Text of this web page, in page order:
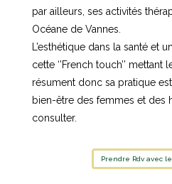
par ailleurs, ses activités
Océane de Vannes.
L’esthétique dans la santé et
cette ‘’French touch’’
résument donc sa pratique
bien-être des femmes et des
consulter.
Prendre Rdv avec